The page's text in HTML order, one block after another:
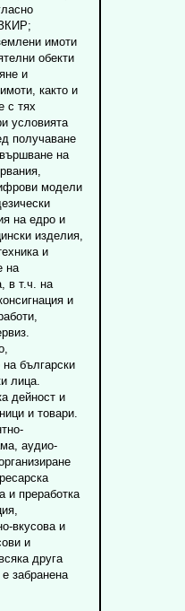
имоти
обекти
и
както и
с тях
условията
получаване
на
модели
на едро и
изделия,
и
на
в т.ч. на
и
на български
лица.
дейност и
и товари.
аудио-
и преработка
вкусова и
и
друга
забранена